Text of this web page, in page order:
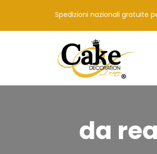
Spedizioni nazionali gratuite
da